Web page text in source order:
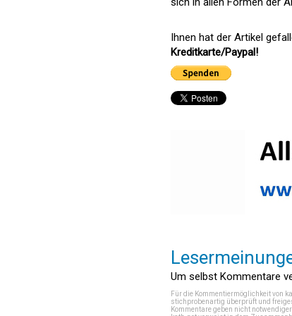
Ihnen hat der Artikel
Kreditkarte/Paypal!
Um selbst Kommentare
Für die Kommentiermöglichkeit von
stichprobenartig überprüft und
Kommentare geben nicht